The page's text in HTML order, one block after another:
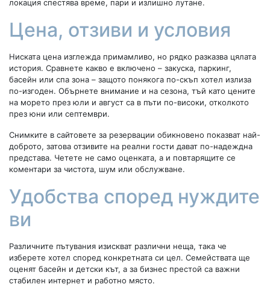
локация спестява време, пари и излишно лутане.
Цена, отзиви и условия
Ниската цена изглежда примамливо, но рядко разказва цялата
история. Сравнете какво е включено – закуска, паркинг,
басейн или спа зона – защото понякога по-скъп хотел излиза
по-изгоден. Обърнете внимание и на сезона, тъй като цените
на морето през юли и август са в пъти по-високи, отколкото
през юни или септември.
Снимките в сайтовете за резервации обикновено показват най-
доброто, затова отзивите на реални гости дават по-надеждна
представа. Четете не само оценката, а и повтарящите се
коментари за чистота, шум или обслужване.
Удобства според нуждите
ви
Различните пътувания изискват различни неща, така че
изберете хотел според конкретната си цел. Семействата ще
оценят басейн и детски кът, а за бизнес престой са важни
стабилен интернет и работно място.